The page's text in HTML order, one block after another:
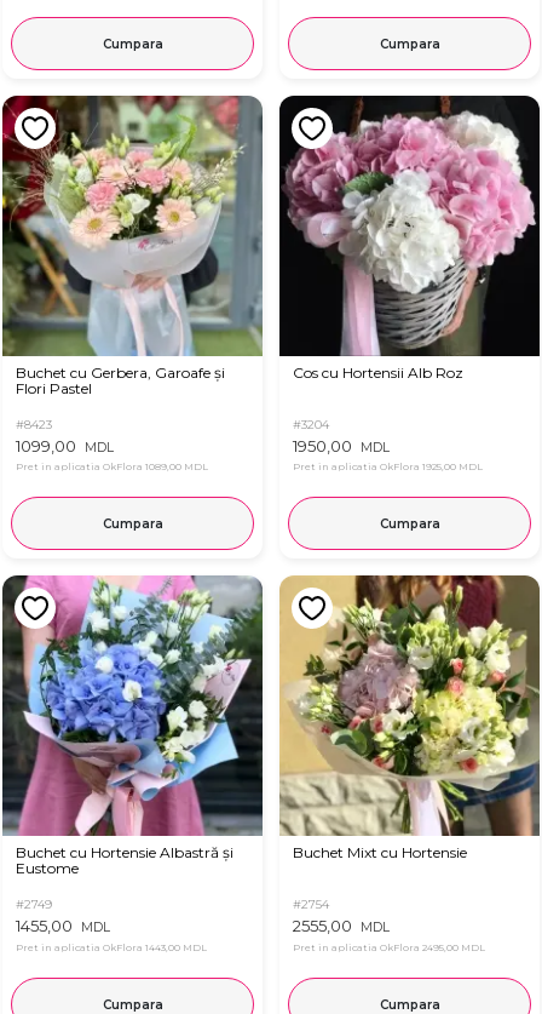
Cumpara Cumpara
Buchet cu Gerbera, Garoafe și
Flori Pastel
#8423
1099,00 MDL
Pret in aplicatia OkFlora 1089,00 MDL
Cumpara
Cos cu Hortensii Alb Roz
#3204
1950,00 MDL
Pret in aplicatia OkFlora 1925,00 MDL
Cumpara
Buchet cu Hortensie Albastră și
Eustome
#2749
1455,00 MDL
Pret in aplicatia OkFlora 1443,00 MDL
Cumpara
Buchet Mixt cu Hortensie
#2754
2555,00 MDL
Pret in aplicatia OkFlora 2495,00 MDL
Cumpara